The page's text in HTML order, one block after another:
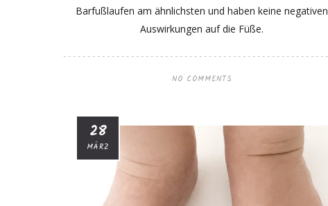
Barfußlaufen am ähnlichsten und haben keine negativen
Auswirkungen auf die Füße.
NO COMMENTS
28
MÄRZ